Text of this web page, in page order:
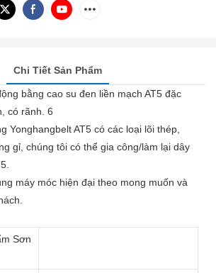
Chi Tiết Sản Phẩm
Yonghangbelt AT5 có các loại lõi thép,
gỉ, chúng tôi có thể gia công/làm lại dây
máy móc hiện đại theo mong muốn và
Sơn